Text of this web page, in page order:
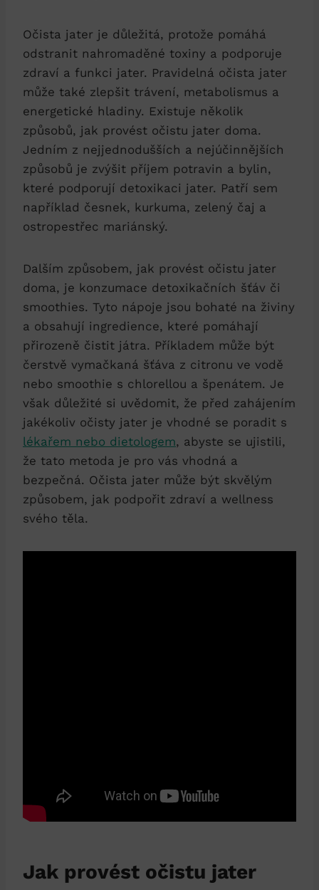
Očista jater je ‌důležitá, ⁤protože pomáhá
odstranit nahromaděné toxiny a podporuje
‍zdraví a funkci⁣ jater. Pravidelná očista jater
může také zlepšit trávení, metabolismus⁣ a
energetické hladiny. Existuje ‍několik
způsobů, jak ⁢provést očistu jater doma.
Jedním z⁣ nejjednodušších a ⁢nejúčinnějších
způsobů ⁣je ‌zvýšit příjem potravin a bylin,⁣
které podporují ⁣detoxikaci ‌jater. Patří sem
⁢například česnek, kurkuma,​ zelený čaj a⁣
ostropestřec mariánský.
Dalším‌ způsobem, jak provést očistu‍ jater
doma, je​ konzumace⁢ detoxikačních šťáv či
smoothies. Tyto nápoje⁣ jsou bohaté⁢ na živiny‌
a obsahují​ ingredience, které‍ pomáhají
přirozeně čistit​ játra. Příkladem může být
čerstvě vymačkaná šťáva⁤ z citronu ve vodě⁢
nebo smoothie s chlorellou ⁣a špenátem.⁤ Je
však důležité⁤ si uvědomit,⁤ že před‍ zahájením
jakékoliv očisty jater je vhodné se poradit s
lékařem nebo dietologem, ‌abyste se ‍ujistili,​
že tato ‍metoda je pro vás ‌vhodná a
bezpečná. Očista ‍jater může být skvělým
způsobem, jak podpořit zdraví a⁤ wellness
svého⁢ těla.
Jak‍ provést očistu jater